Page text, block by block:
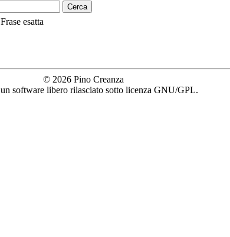
Frase esatta
© 2026 Pino Creanza
un software libero rilasciato sotto licenza GNU/GPL.